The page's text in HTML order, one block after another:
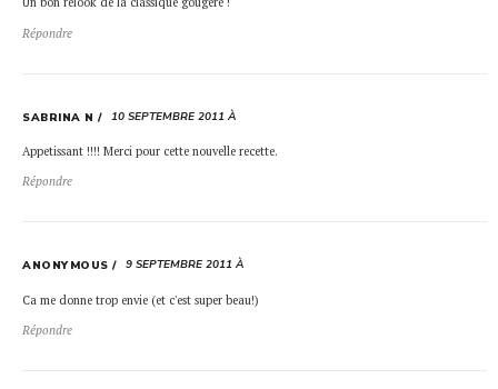
Répondre
SABRINA N 10 SEPTEMBRE 2011 À
Appetissant !!!! Merci pour cette nouvelle recette.
Répondre
ANONYMOUS 9 SEPTEMBRE 2011 À
Ca me donne trop envie (et c'est super beau!)
Répondre